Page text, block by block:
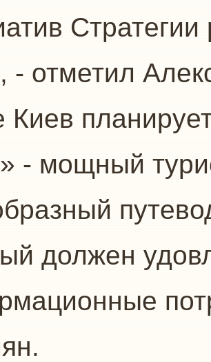
- отметил
Киев
- мощный
должен